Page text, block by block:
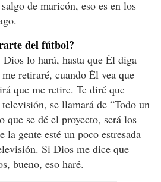
de maricón, eso es en los
del fútbol?
lo hará, hasta que Él diga
retiraré, cuando Él vea que
que me retire. Te diré que
se llamará de “Todo un
que se dé el proyecto, será los
la gente esté un poco estresada
Si Dios me dice que
bueno, eso haré.